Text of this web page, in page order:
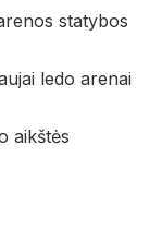
statybos
ledo arenai
aikštės